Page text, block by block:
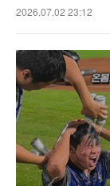
2026.07.02 23:12